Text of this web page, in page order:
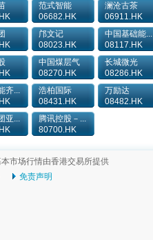
范式智能
06682.HK
澜沧古茶
06911.HK
邝文记
08023.HK
中国基础能...
08117.HK
中国煤层气
08270.HK
长城微光
08286.HK
齐...
浩柏国际
08431.HK
万励达
08482.HK
亚...
腾讯控股－...
80700.HK
市场行情由香港交易所提供
免责声明